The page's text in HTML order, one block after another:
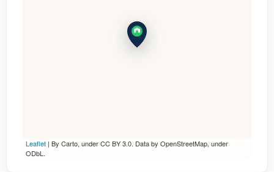
Leaflet | By Carto, under CC BY 3.0. Data by OpenStreetMap, under
ODbL.